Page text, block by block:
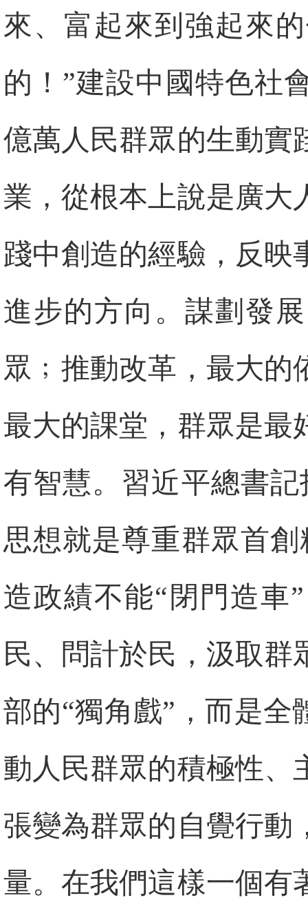
來、富起來到強起來
的！”建設中國特色社
億萬人民群眾的生動實
業，從根本上說是廣大
踐中創造的經驗，反映
進步的方向。謀劃發
眾﹔推動改革，最大的
最大的課堂，群眾是最
有智慧。習近平總書
思想就是尊重群眾首
造政績不能“閉門造車
民、問計於民，汲取群
部的“獨角戲”，而是全
動人民群眾的積極性、
張變為群眾的自覺行動
量。在我們這樣一個有